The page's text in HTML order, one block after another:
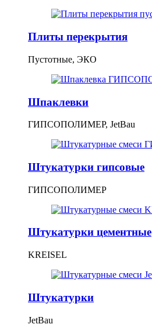
Плиты перекрытия
Пустотные, ЭКО
Шпаклевки
ГИПСОПОЛИМЕР, JetBau
Штукатурки гипсовые
ГИПСОПОЛИМЕР
Штукатурки цементные
KREISEL
Штукатурки
JetBau